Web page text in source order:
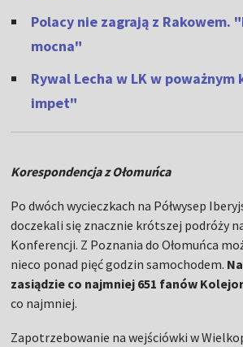
Polacy nie zagrają z Rakowem.
mocna"
Rywal Lecha w LK w
impet"
Korespondencja z Ołomuńca
Po dwóch wycieczkach na Półwysep
doczekali się znacznie krótszej podróży
Konferencji. Z Poznania do Ołomuńca
nieco ponad pięć godzin samochodem.
zasiądzie co najmniej 651 fanów
co najmniej.
Zapotrzebowanie na wejściówki w